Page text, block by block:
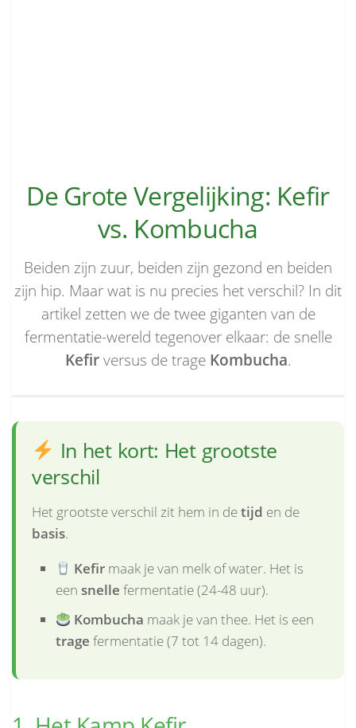
De Grote Vergelijking: Kefir
vs. Kombucha
Beiden zijn zuur, beiden zijn gezond en beiden
zijn hip. Maar wat is nu precies het verschil? In dit
artikel zetten we de twee giganten van de
fermentatie-wereld tegenover elkaar: de snelle
Kefirversus de trage Kombucha.
In het kort: Het grootste
verschil
Het grootste verschil zit hem in detijd en de
basis.
Kefir maak je van melk of water. Het is
een snelle fermentatie (24-48 uur).
Kombucha maak je van thee. Het is een
trage fermentatie (7 tot 14 dagen).